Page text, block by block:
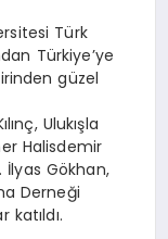
Türk
Türkiye’ye
güzel
Ulukışla
Halisdemir
İlyas Gökhan,
Derneği
katıldı.